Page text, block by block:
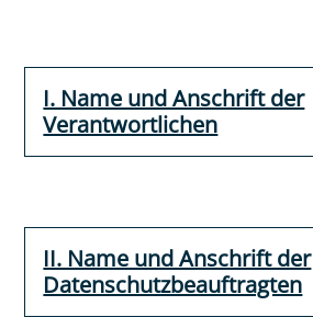
I. Name und Anschrift der
Verantwortlichen
II. Name und Anschrift der
Datenschutzbeauftragten